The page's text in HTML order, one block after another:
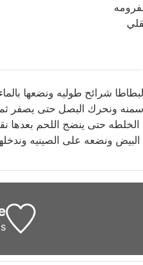
شرائح طوليه ونضعها
ونحرك البصل حتى يصفر
حتى ينضج اللحم بعدها
ونضعه على الصينيه